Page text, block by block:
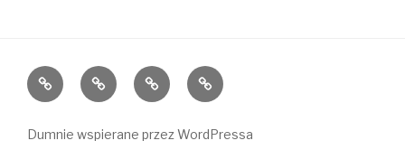
Home
O
nas
Rejon
działania
FAQ
Dumnie wspierane przez WordPressa